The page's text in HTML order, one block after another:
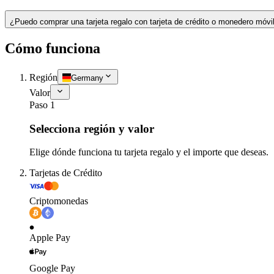
¿Puedo comprar una tarjeta regalo con tarjeta de crédito o monedero
Cómo funciona
Región Germany
Valor
Paso 1
Selecciona región y valor
Elige dónde funciona tu tarjeta regalo y el importe que deseas.
Tarjetas de Crédito
Criptomonedas
Apple Pay
Google Pay